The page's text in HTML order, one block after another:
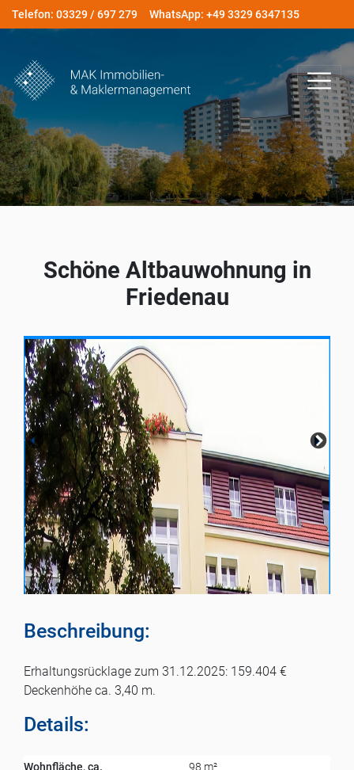
Telefon: 03329 / 697 279 WhatsApp: +49 3329 6347135
Schöne Altbauwohnung in
Friedenau
Beschreibung:
Erhaltungsrücklage zum 31.12.2025: 159.404 €
Deckenhöhe ca. 3,40 m.
Details:
Wohnfläche, ca.
98 m²